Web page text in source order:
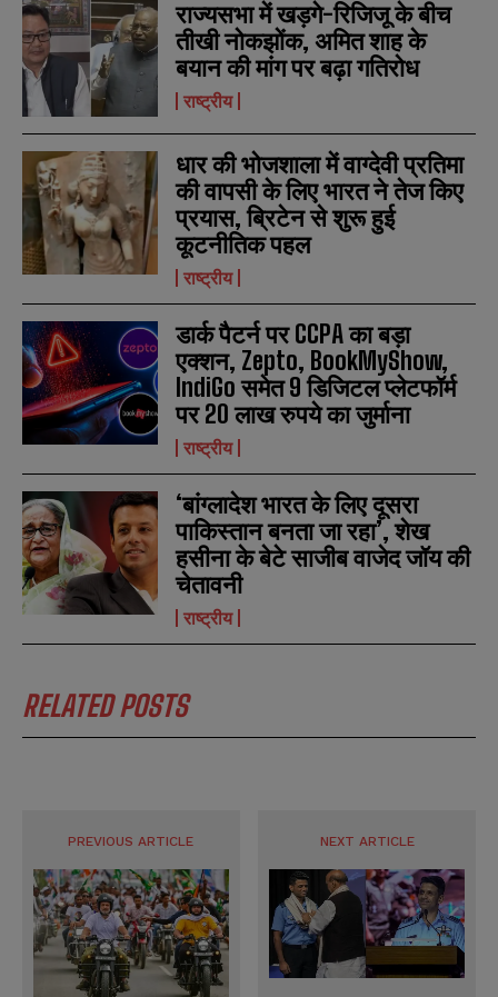
N
a
m
e
m
a
i
l
*
N
u
m
b
e
r
SUBMIT
N
a
m
e
m
a
i
l
*
N
u
m
b
e
r
SUBMIT
राज्यसभा में खड़गे-रिजिजू के बीच
तीखी नोकझोंक, अमित शाह के
बयान की मांग पर बढ़ा गतिरोध
राष्ट्रीय
धार की भोजशाला में वाग्देवी प्रतिमा
की वापसी के लिए भारत ने तेज किए
प्रयास, ब्रिटेन से शुरू हुई
कूटनीतिक पहल
राष्ट्रीय
डार्क पैटर्न पर CCPA का बड़ा
एक्शन, Zepto, BookMyShow,
IndiGo समेत 9 डिजिटल प्लेटफॉर्म
पर 20 लाख रुपये का जुर्माना
राष्ट्रीय
‘बांग्लादेश भारत के लिए दूसरा
पाकिस्तान बनता जा रहा’, शेख
हसीना के बेटे साजीब वाजेद जॉय की
चेतावनी
राष्ट्रीय
RELATED POSTS
PREVIOUS ARTICLE NEXT ARTICLE